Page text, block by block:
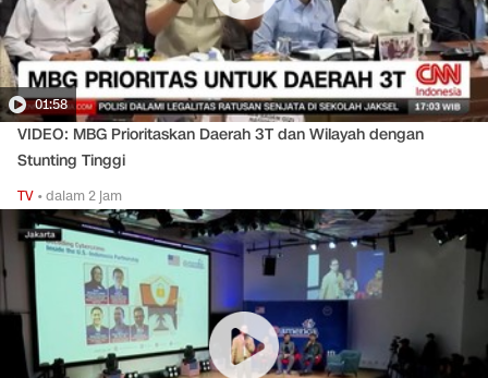
01:58
VIDEO: MBG Prioritaskan Daerah 3T dan Wilayah dengan
Stunting Tinggi
TV •dalam 2 jam